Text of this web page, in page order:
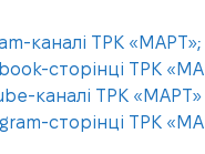
каналі ТРК «МАРТ»;
сторінці ТРК
каналі ТРК «МАРТ»
сторінці ТРК